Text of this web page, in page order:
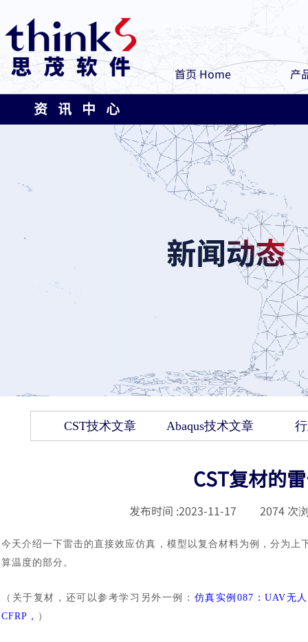
首页 Home 产
资 讯 中 心
CST技术文章 Abaqus技术文章
CST复材的
发布时间 :2023-11-17 2074 次
今天介绍一下雷击的直接效应仿真，模型以复合材料为例，分为
算温度的部分。
（关于复材，还可以参考学习另外一例： 仿真实例 087：UAV无
CFRP， ）